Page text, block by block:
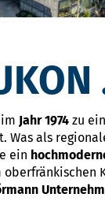
Jahr 1974 zu
Was als
ein